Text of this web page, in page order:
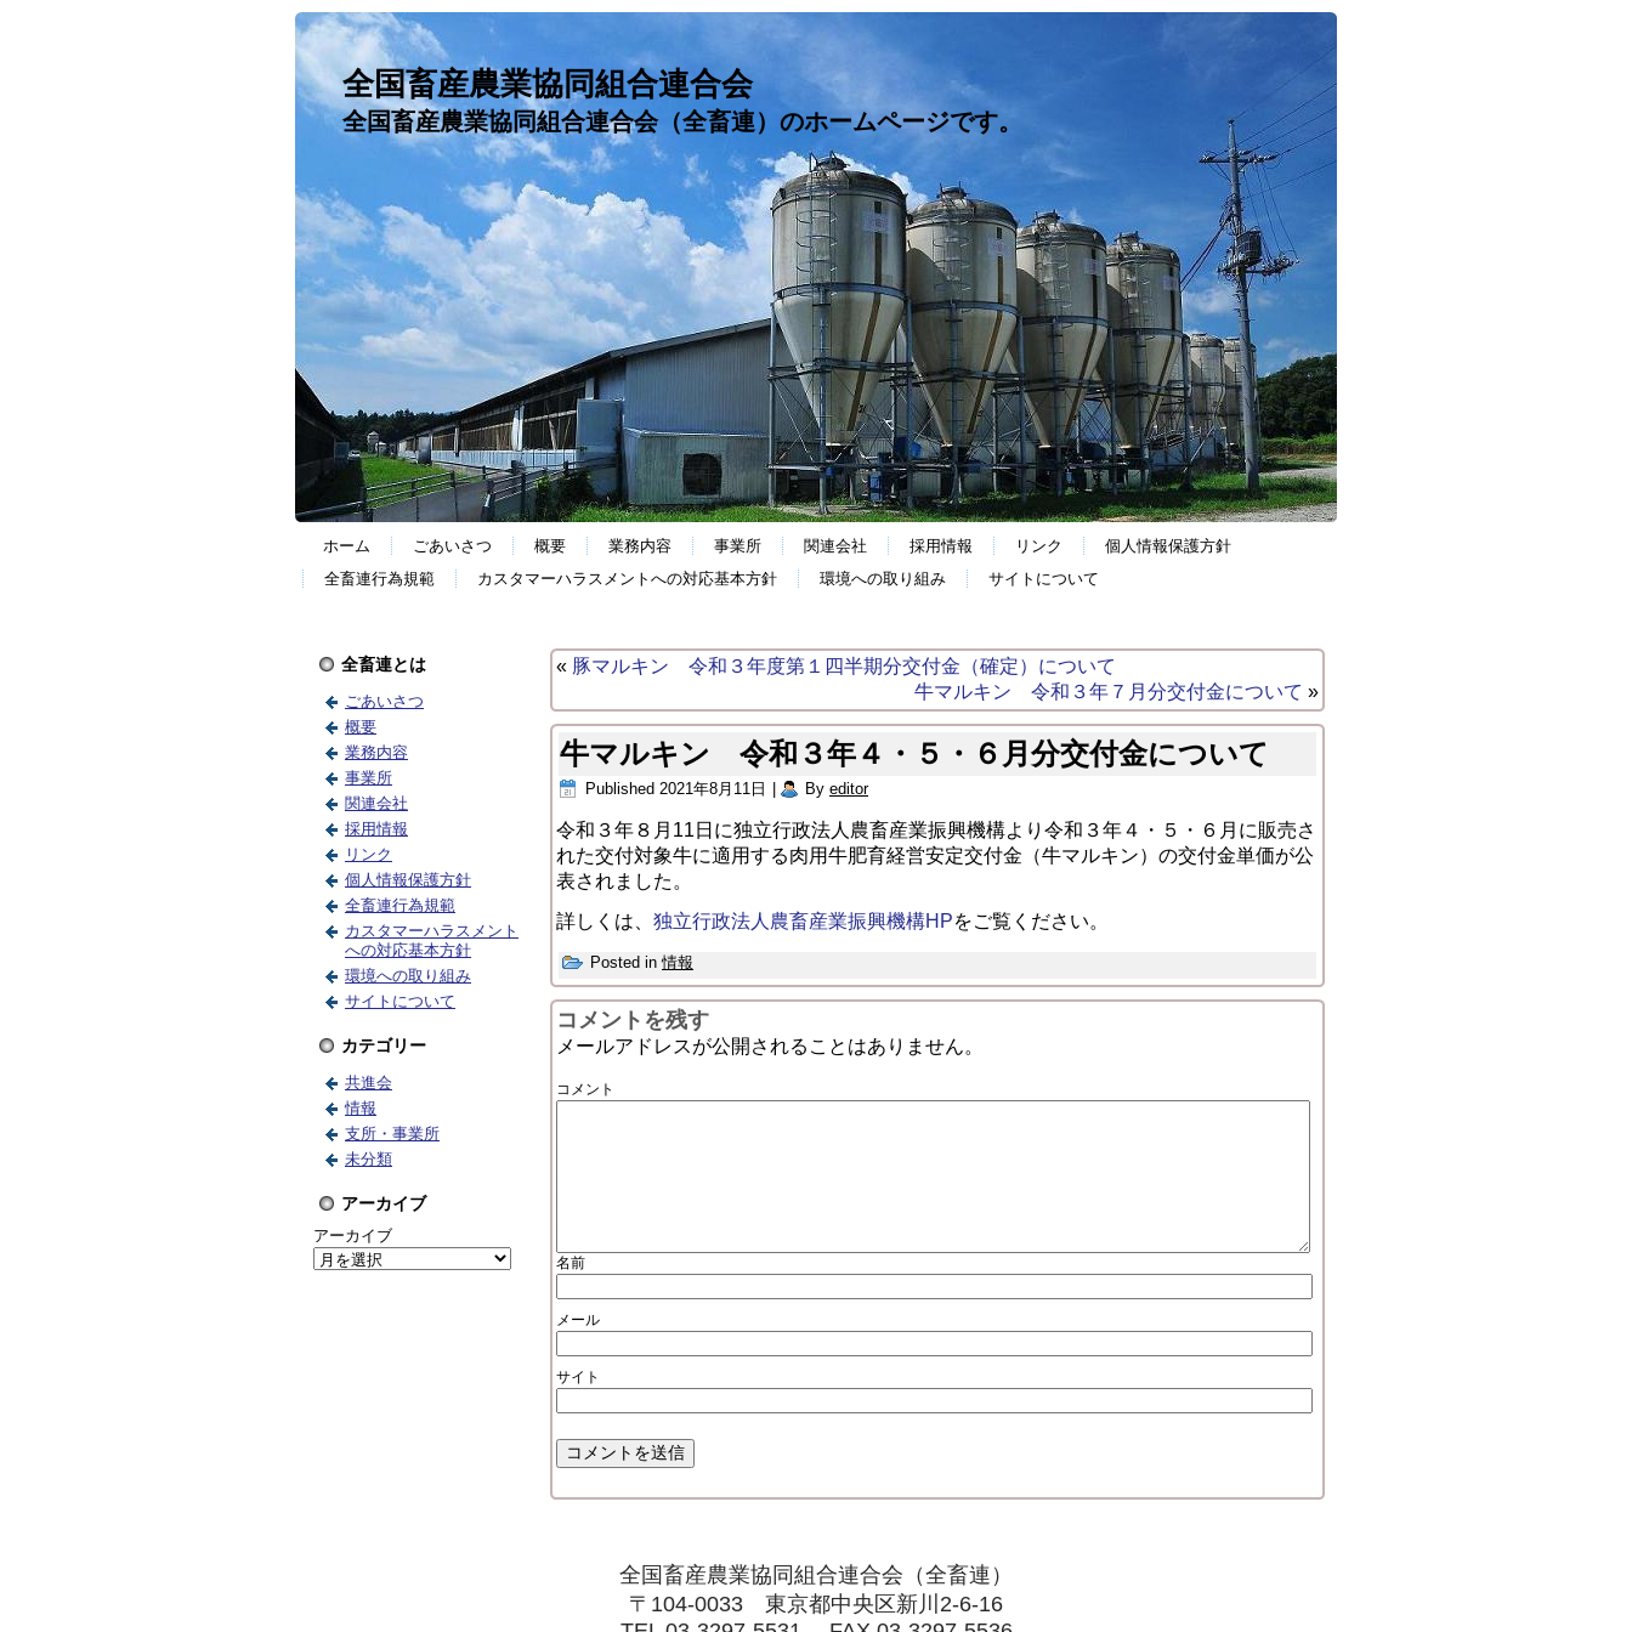
全国畜産農業協同組合連合会
全国畜産農業協同組合連合会（全畜連）のホームページです。
ホーム ごあいさつ 概要 業務内容 事業所 関連会社 採用情報 リンク
個人情報保護方針
全畜連行為規範
カスタマーハラスメントへの対応基本方針 環境への取り組み サイトについて
全畜連とは
ごあいさつ
概要
業務内容
事業所
関連会社
採用情報
リンク
個人情報保護方針
全畜連行為規範
カスタマーハラスメント
への対応基本方針
環境への取り組み
サイトについて
カテゴリー
共進会
情報
支所・事業所
未分類
アーカイブ
アーカイブ
« 豚マルキン 令和３年度第１四半期分交付金（確定）について
牛マルキン 令和３年７月分交付金について »
牛マルキン 令和３年４・５・６月分交付金について
Published 2021年8月11日 By editor
令和３年８月11日に独立行政法人農畜産業振興機構より令和３年４・５・６月に販売さ
れた交付対象牛に適用する肉用牛肥育経営安定交付金（牛マルキン）の交付金単価が公
表されました。
詳しくは、 独立行政法人農畜産業振興機構HPをご覧ください。
Posted in 情報
コメントを残す
メールアドレスが公開されることはありません。
コメント
名前
メール
サイト
全国畜産農業協同組合連合会（全畜連）
〒104-0033 東京都中央区新川2-6-16